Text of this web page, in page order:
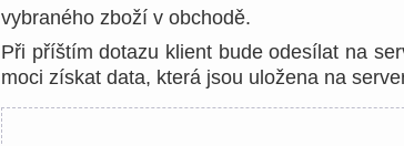
vybraného zboží v obchodě.
Při příštím dotazu klient bude odesílat na
moci získat data, která jsou uložena na